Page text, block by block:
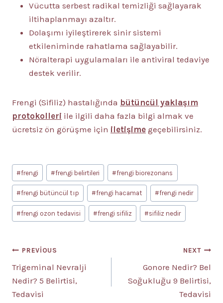
Vücutta serbest radikal temizliği sağlayarak
iltihaplanmayı azaltır.
Dolaşımı iyileştirerek sinir sistemi
etkileniminde rahatlama sağlayabilir.
Nöralterapi uygulamaları ile antiviral tedaviye
destek verilir.
Frengi (Sifiliz) hastalığında bütüncül yaklaşım
protokolleri ile ilgili daha fazla bilgi almak ve
ücretsiz ön görüşme için iletişime geçebilirsiniz.
Post
Tags:
#frengi #frengi belirtileri #frengi biorezonans
#frengi bütüncül tıp #frengi hacamat #frengi nedir
#frengi ozon tedavisi #frengi sifiliz #sifiliz nedir
Yazı
gezinmesi
PREVIOUS
Trigeminal Nevralji
Nedir? 5 Belirtisi,
Tedavisi
NEXT
Gonore Nedir? Bel
Soğukluğu 9 Belirtisi,
Tedavisi